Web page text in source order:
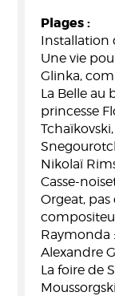
Plages :
Installation
Une vie
Glinka,
La Belle au
princesse
Nikolaï
Casse-
Orgeat,
Raymonda
Alexandre
La foire de